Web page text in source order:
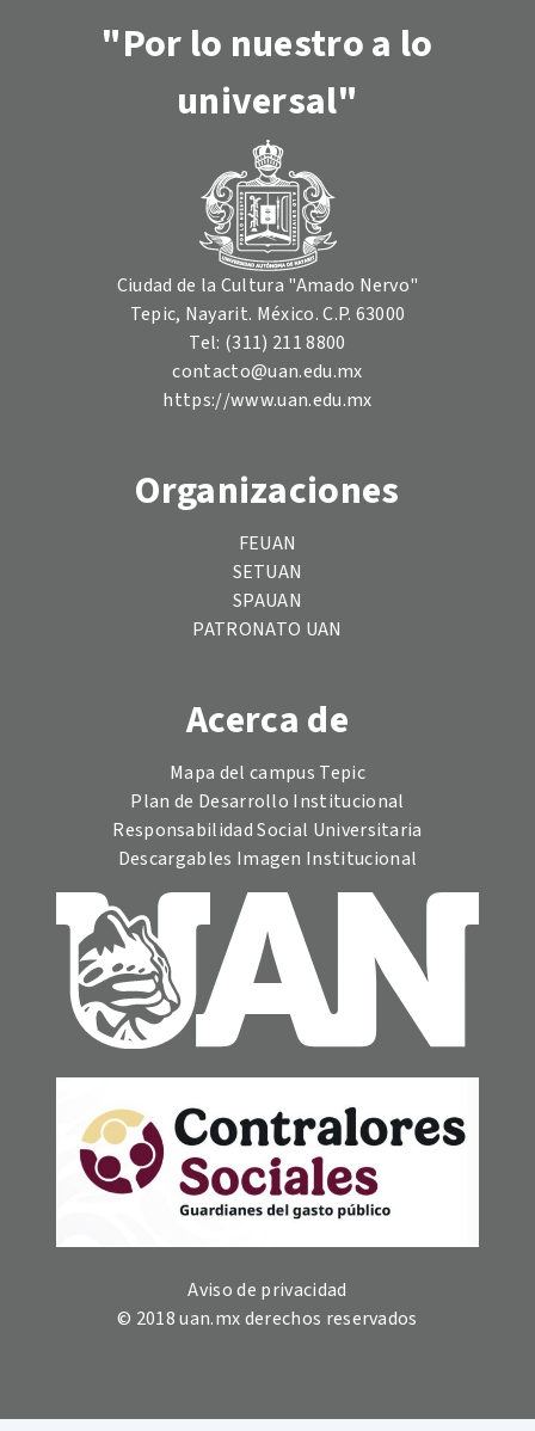
"Por lo nuestro a lo
universal"
Ciudad de la Cultura "Amado Nervo"
Tepic, Nayarit. México. C.P. 63000
Tel: (311) 211 8800
contacto@uan.edu.mx
https://www.uan.edu.mx
Organizaciones
FEUAN
SETUAN
SPAUAN
PATRONATO UAN
Acerca de
Mapa del campus Tepic
Plan de Desarrollo Institucional
Responsabilidad Social Universitaria
Descargables Imagen Institucional
Aviso de privacidad
© 2018 uan.mx derechos reservados